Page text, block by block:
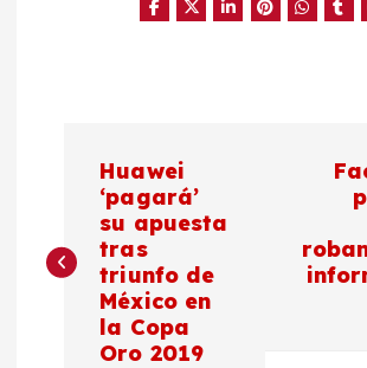
v
Huawei
‘pagará’
su apuesta
tras
triunfo de
México en
la Copa
Oro 2019